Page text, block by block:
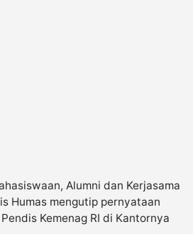
Alumni dan Kerjasama
Humas mengutip pernyataan
Kemenag RI di Kantornya